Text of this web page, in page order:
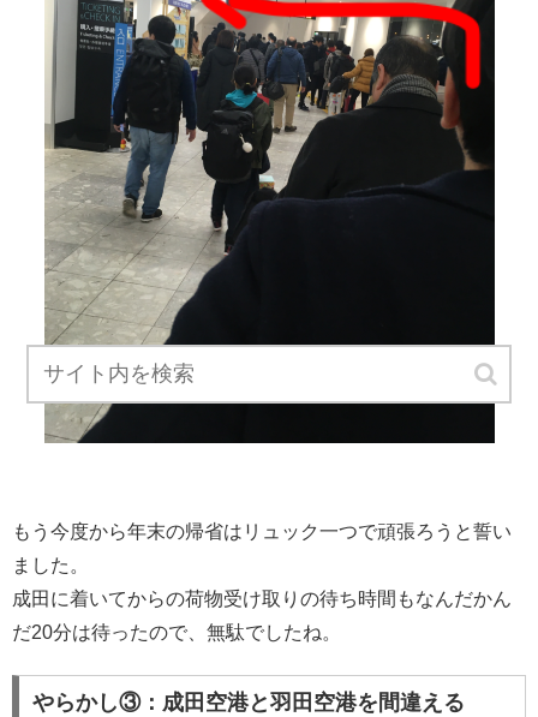
もう今度から年末の帰省はリュック一つで頑張ろうと誓い
ました。
成田に着いてからの荷物受け取りの待ち時間もなんだかん
だ20分は待ったので、無駄でしたね。
やらかし③：成田空港と羽田空港を間違える